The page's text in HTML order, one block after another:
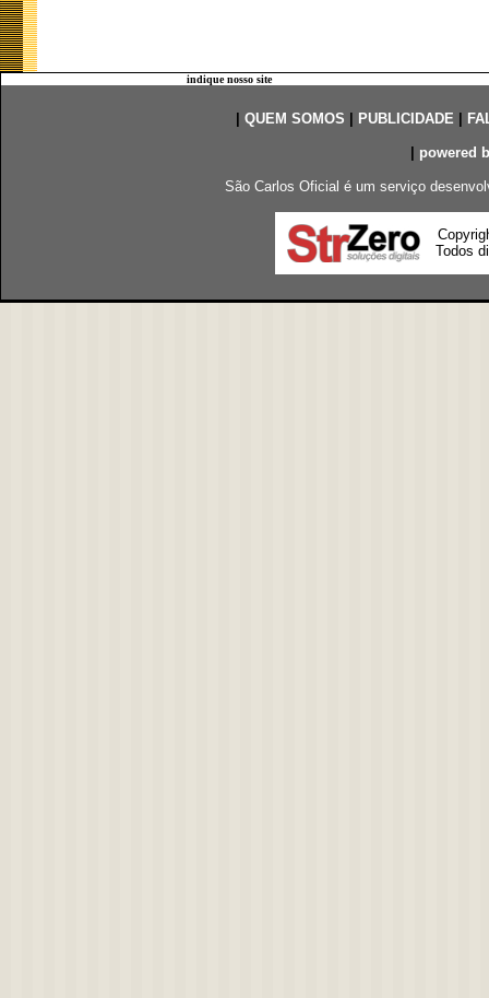
indique nosso site
QUEM SOMOS PUBLICIDADE|
powered
São Carlos Oficial é um serviço
Todos